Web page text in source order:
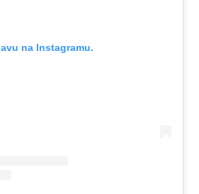
na Instagramu.